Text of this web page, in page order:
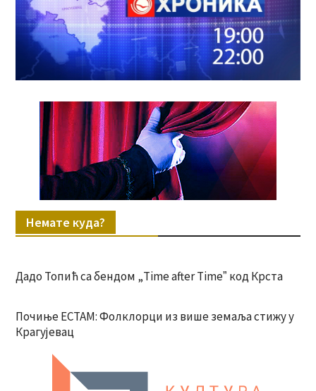
Немате куда?
Дадо Топић са бендом „Time after Timeˮ код Крста
Почиње ЕСТАМ: Фолклорци из више земаља стижу у
Крагујевац